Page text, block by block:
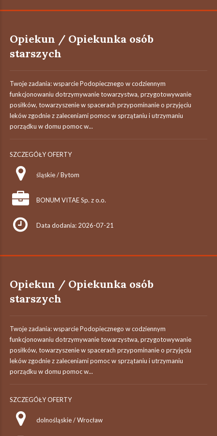
Opiekun / Opiekunka osób
starszych
Twoje zadania: wsparcie Podopiecznego w codziennym
funkcjonowaniu dotrzymywanie towarzystwa, przygotowywanie
posiłków, towarzyszenie w spacerach przypominanie o przyjęciu
leków zgodnie z zaleceniami pomoc w sprzątaniu i utrzymaniu
porządku w domu pomoc w...
SZCZEGÓŁY OFERTY
śląskie / Bytom
BONUM VITAE Sp. z o.o.
Data dodania: 2026-07-21
Opiekun / Opiekunka osób
starszych
Twoje zadania: wsparcie Podopiecznego w codziennym
funkcjonowaniu dotrzymywanie towarzystwa, przygotowywanie
posiłków, towarzyszenie w spacerach przypominanie o przyjęciu
leków zgodnie z zaleceniami pomoc w sprzątaniu i utrzymaniu
porządku w domu pomoc w...
SZCZEGÓŁY OFERTY
dolnośląskie / Wrocław